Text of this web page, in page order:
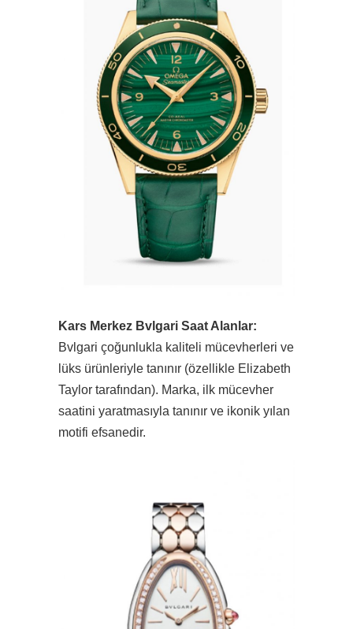
Kars Merkez Bvlgari Saat Alanlar:
Bvlgari çoğunlukla kaliteli mücevherleri ve
lüks ürünleriyle tanınır (özellikle Elizabeth
Taylor tarafından). Marka, ilk mücevher
saatini yaratmasıyla tanınır ve ikonik yılan
motifi efsanedir.